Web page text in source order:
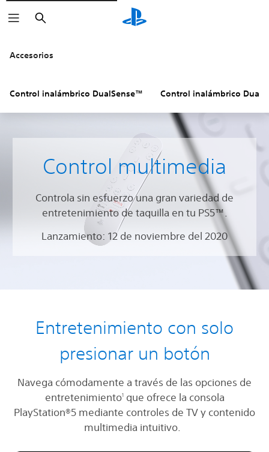
Buscar
Accesorios
Control inalámbrico DualSense™ Control inalámbrico
Control multimedia
Controla sin esfuerzo una gran variedad de
entretenimiento de taquilla en tu PS5™.
Lanzamiento: 12 de noviembre del 2020
Entretenimiento con solo
presionar un botón
Navega cómodamente a través de las opciones de
entretenimiento1que ofrece la consola
PlayStation®5 mediante controles de TV y contenido
multimedia intuitivo.